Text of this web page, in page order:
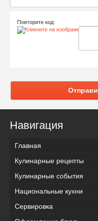
Повторите код:
Навигация
Главная
Кулинарные рецепты
Кулинарные события
Национальные кухни
Сервировка